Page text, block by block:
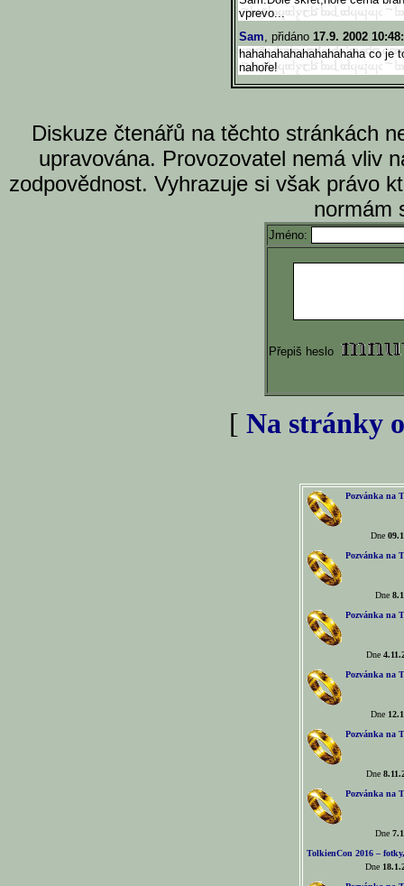
vprevo...
Sam, přidáno 17.9. 2002
hahahahahahahahahaha co je
nahoře!
Diskuze čtenářů na těchto stránkách
upravována. Provozovatel nemá vliv
zodpovědnost. Vyhrazuje si však právo
normám
Jméno:
Přepiš heslo
[ Na stránky
Pozvánka na
Dne
Pozvánka na
Dne
Pozvánka na
Dne
Pozvánka na
Dne
Pozvánka na
Dne
Pozvánka na
Dne
TolkienCon 2016 –
Dne